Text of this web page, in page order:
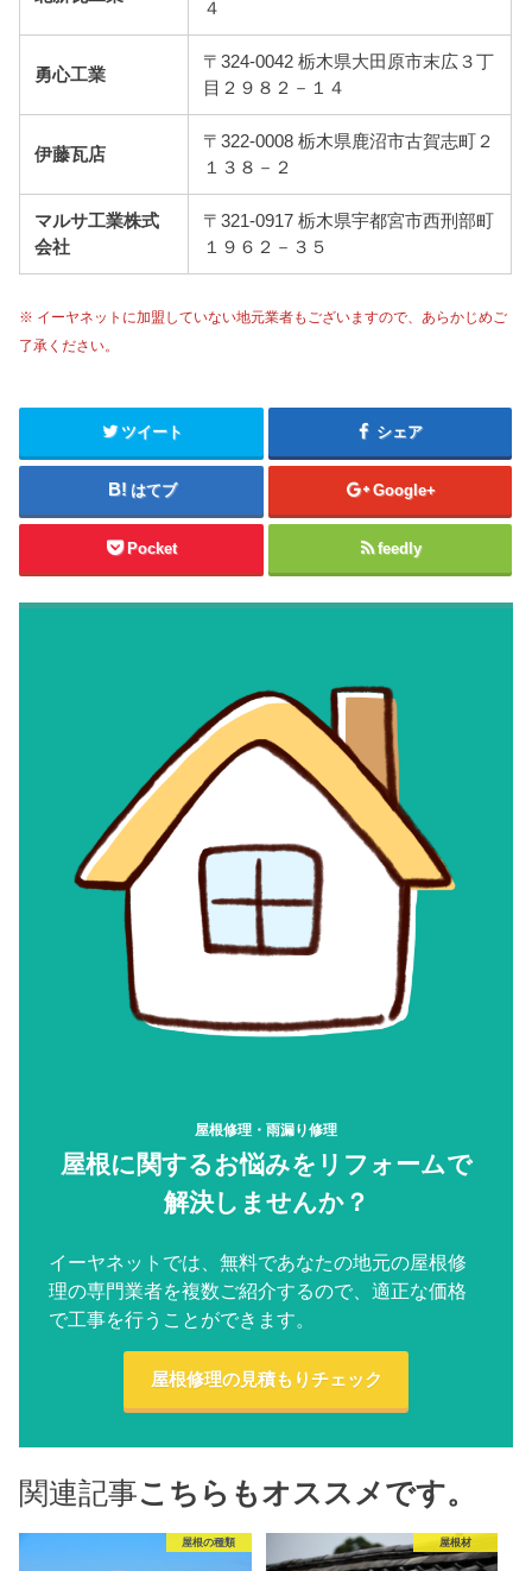
４
勇心工業
〒324-0042 栃木県大田原市末広３丁
目２９８２－１４
伊藤瓦店
〒322-0008 栃木県鹿沼市古賀志町２
１３８－２
マルサ工業株式
会社
〒321-0917 栃木県宇都宮市西刑部町
１９６２－３５
※ イーヤネットに加盟していない地元業者もございますので、あらかじめご
了承ください。
ツイート シェア
はてブ Google+
Pocket feedly
屋根修理・雨漏り修理
屋根に関するお悩みをリフォームで
解決しませんか？
イーヤネットでは、無料であなたの地元の屋根修
理の専門業者を複数ご紹介するので、適正な価格
で工事を行うことができます。
屋根修理の見積もりチェック
関連記事こちらもオススメです。
屋根の種類 屋根材